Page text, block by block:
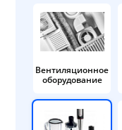
Вентиляционное
оборудование